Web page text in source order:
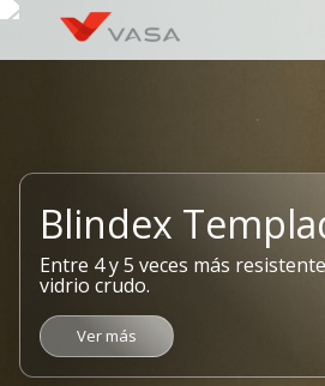
Ir
Blindex
Entre 4 y 5 veces más
vidrio crudo.
Ver más